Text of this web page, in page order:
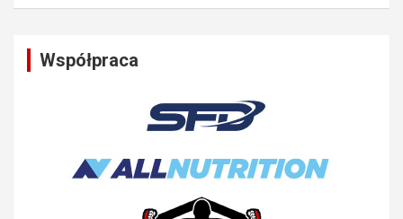
Współpraca